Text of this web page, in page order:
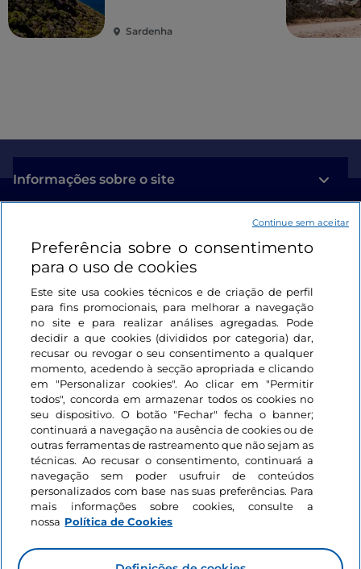
Sardenha
Informações sobre o site
Iniciar sessão
Mantenha-se em contacto
Preferência sobre o consentimento
para o uso de cookies
Este site usa cookies técnicos e de criação de perfil
para fins promocionais, para melhorar a navegação
no site e para realizar análises agregadas. Pode
decidir a que cookies (divididos por categoria) dar,
recusar ou revogar o seu consentimento a qualquer
momento, acedendo à secção apropriada e clicando
em "Personalizar cookies". Ao clicar em "Permitir
todos", concorda em armazenar todos os cookies no
seu dispositivo. O botão "Fechar" fecha o banner;
continuará a navegação na ausência de cookies ou de
outras ferramentas de rastreamento que não sejam as
técnicas. Ao recusar o consentimento, continuará a
navegação sem poder usufruir de conteúdos
personalizados com base nas suas preferências. Para
mais informações sobre cookies, consulte a
nossa Política de Cookies
Continue sem aceitar